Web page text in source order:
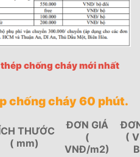
chống cháy mới nhất
chống cháy 60 phút.
THƯỚC
( mm)
ĐƠN GIÁ
(
VNĐ/m2)
(